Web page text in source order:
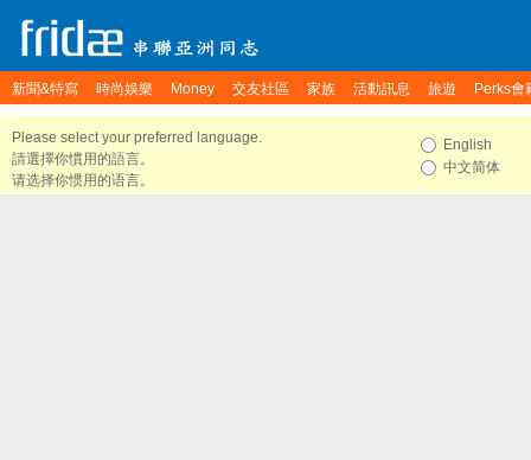
新聞&特寫 時尚娛樂 Money 交友社區 家族 活動訊息 旅遊 Perks會
Please select your preferred language.
請選擇你慣用的語言。
请选择你惯用的语言。
English
中文简体